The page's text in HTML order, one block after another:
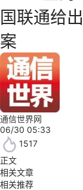
国联通给
案
通信世界网
06/30 05:33
1517
正文
相关文章
相关推荐